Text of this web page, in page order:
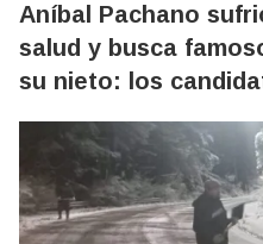
Aníbal Pachano
salud y busca
su nieto: los